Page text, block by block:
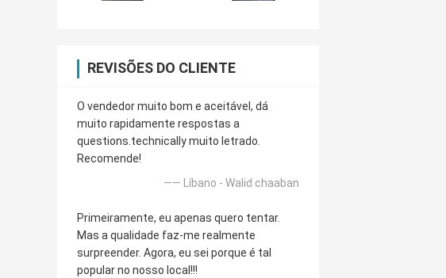
REVISÕES DO CLIENTE
O vendedor muito bom e aceitável, dá
muito rapidamente respostas a
questions.technically muito letrado.
Recomende!
—— Líbano - Walid chaaban
Primeiramente, eu apenas quero tentar.
Mas a qualidade faz-me realmente
surpreender. Agora, eu sei porque é tal
popular no nosso local!!!